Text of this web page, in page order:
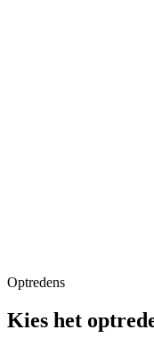
Optredens
Kies het